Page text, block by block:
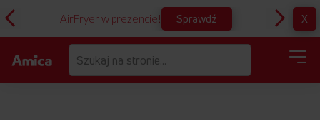
AirFryer w prezencie! Sprawdź X